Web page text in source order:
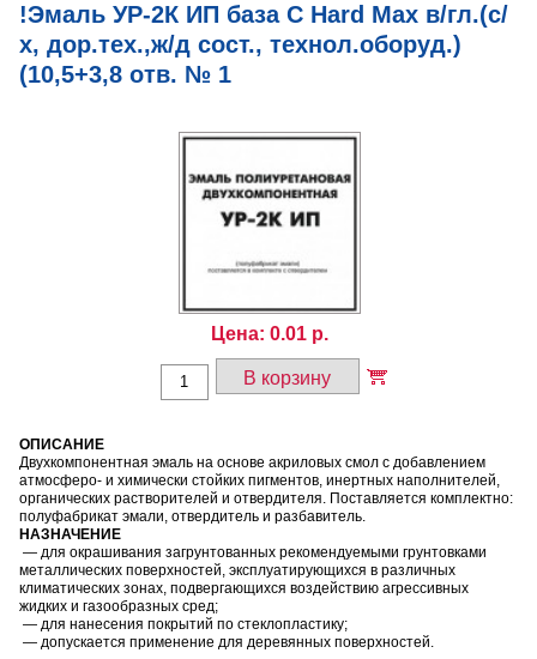
!Эмаль УР-2К ИП база С Hard Max в/гл.(с/
х, дор.тех.,ж/д сост., технол.оборуд.)
(10,5+3,8 отв. № 1
Цена: 0.01 р.
В корзину
ОПИСАНИЕ
Двухкомпонентная эмаль на основе акриловых смол с добавлением
атмосферо- и химически стойких пигментов, инертных наполнителей,
органических растворителей и отвердителя. Поставляется комплектно:
полуфабрикат эмали, отвердитель и разбавитель.
НАЗНАЧЕНИЕ
— для окрашивания загрунтованных рекомендуемыми грунтовками
металлических поверхностей, эксплуатирующихся в различных
климатических зонах, подвергающихся воздействию агрессивных
жидких и газообразных сред;
— для нанесения покрытий по стеклопластику;
— допускается применение для деревянных поверхностей.